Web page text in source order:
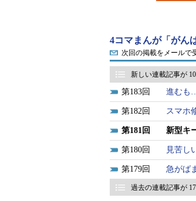
4コマまんが「がん
次回の掲載をメールで
新しい連載記事が
183 進む
182 スマホ
181 新型キ
180 見苦し
179 急がば
過去の連載記事が